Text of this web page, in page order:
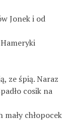
Jonek i od
ze śpią. Naraz
cosik na
chłopocek